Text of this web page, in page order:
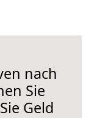
nach
Sie
Geld